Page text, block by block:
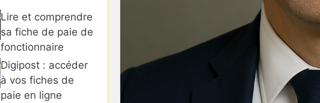
Lire et comprendre
sa fiche de paie de
fonctionnaire
Digipost : accéder
à vos fiches de
paie en ligne